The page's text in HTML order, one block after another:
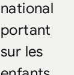
national
portant
sur les